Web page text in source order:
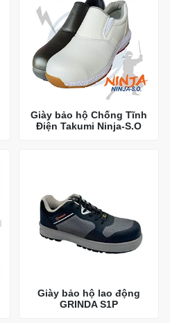
Giày bảo hộ Chống Tĩnh
Điện Takumi Ninja-S.O
Giày bảo hộ lao động
GRINDA S1P